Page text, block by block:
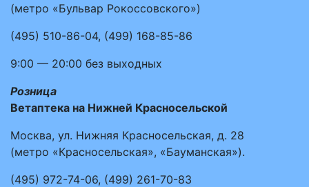
(метро «Бульвар Рокоссовского»)
(495) 510-86-04, (499) 168-85-86
9:00 — 20:00 без выходных
Розница
Ветаптека на Нижней Красносельской
Москва, ул. Нижняя Красносельская, д. 28
(метро «Красносельская», «Бауманская»).
(495) 972-74-06, (499) 261-70-83